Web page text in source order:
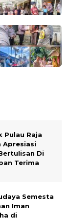
Pulau Raja
Apresiasi
Di
Terima
Semesta
Iman
di